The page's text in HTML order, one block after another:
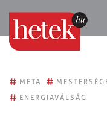
# META #
# ENERGIAVÁLSÁG